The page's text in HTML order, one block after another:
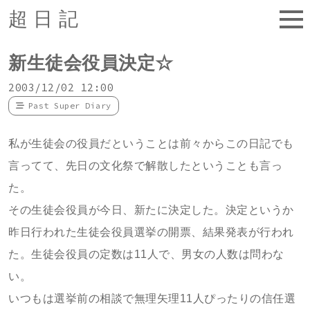
超日記
新生徒会役員決定☆
2003/12/02 12:00
Past Super Diary
私が生徒会の役員だということは前々からこの日記でも
言ってて、先日の文化祭で解散したということも言っ
た。
その生徒会役員が今日、新たに決定した。決定というか
昨日行われた生徒会役員選挙の開票、結果発表が行われ
た。生徒会役員の定数は11人で、男女の人数は問わな
い。
いつもは選挙前の相談で無理矢理11人ぴったりの信任選